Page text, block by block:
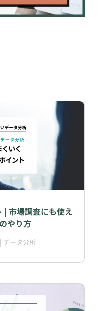
| 市場調査にも使え
やり方
| データ分析